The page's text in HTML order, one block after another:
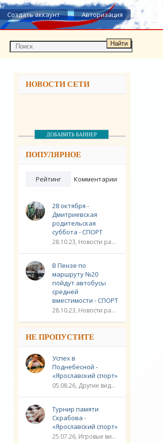
Создать аккаунт Авторизация
Найти
НОВОСТИ СЕТИ
ДОБАВИТЬ БАННЕР
ПОПУЛЯРНОЕ
Рейтинг Комментарии
28 октября -
Дмитриевская
родительская
суббота - СПОРТ
28.10.23, Новости разное / Плавание / Спорт
В Пензе по
маршруту №20
пойдут автобусы
средней
вместимости - СПОРТ
28.10.23, Новости разное / Другие виды спорта / Видео новости / Плавание / Спорт
НЕ ПРОПУСТИТЕ
Успех в
Поднебесной -
«Ярославский спорт»
05.08.26, Другие виды спорта / Шахматы / Новости разное / Спорт
Турнир памяти
Скрабова -
«Ярославский спорт»
25.07.26, Игровые виды спорта / Другие виды спорта / Плавание / ТРАНСФЕРЫ / Видео новости / Спорт